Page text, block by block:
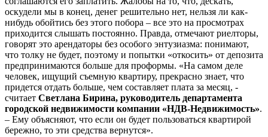
оскудели мы в конец, денег решительно нет, нельзя ли как-
нибудь обойтись без этого побора – все это на просмотрах
приходится слышать постоянно. Правда, отмечают риелторы,
говорят это арендаторы без особого энтузиазма: понимают,
что толку не будет, поэтому и попытки «откосить» от депозита
предпринимаются больше для проформы. «На самом деле
человек, ищущий съемную квартиру, прекрасно знает, что
придется отдать больше, чем составляет плата за месяц, -
считает Светлана Бирина, руководитель департамента
городской недвижимости компании «НДВ-Недвижимость».
– Ему объясняют, что если он будет пользоваться квартирой
бережно, то эти средства вернутся».